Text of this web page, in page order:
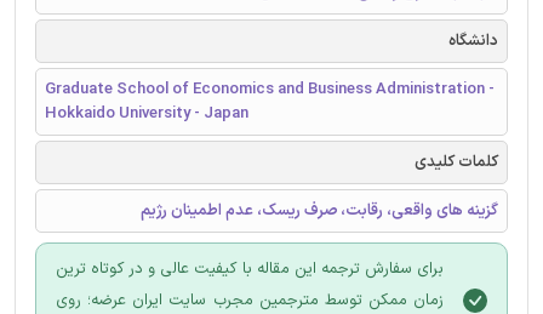
دانشگاه
Graduate School of Economics and Business Administration -
Hokkaido University - Japan
کلمات کلیدی
گزینه های واقعی، رقابت، صرف ریسک، عدم اطمینان رژیم
برای سفارش ترجمه این مقاله با کیفیت عالی و در کوتاه ترین
زمان ممکن توسط مترجمین مجرب سایت ایران عرضه؛ روی